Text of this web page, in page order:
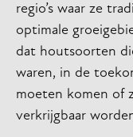
regio’s waar ze
optimale
dat houtsoorten
waren, in de
moeten komen of
verkrijgbaar